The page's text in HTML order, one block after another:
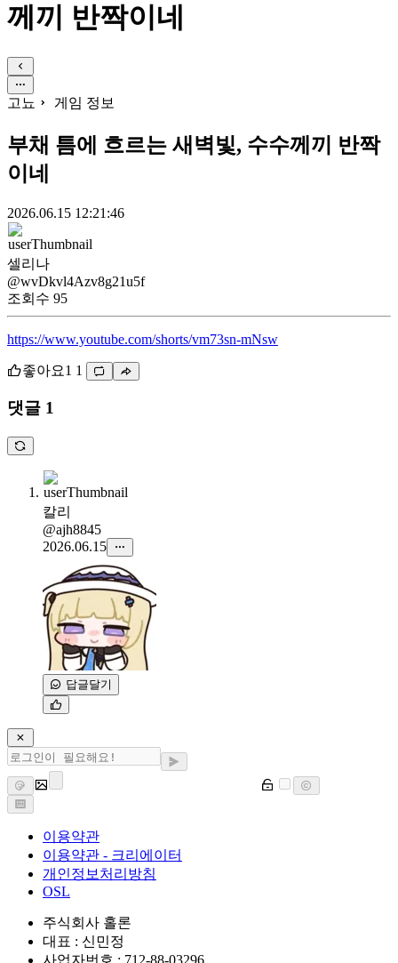
께끼 반짝이네
고뇨 게임 정보
부채 틈에 흐르는 새벽빛, 수수께끼 반짝
이네
2026.06.15 12:21:46
셀리나
@wvDkvl4Azv8g21u5f
조회수 95
https://www.youtube.com/shorts/vm73sn-mNsw
좋아요1 1
댓글 1
칼리
@ajh8845
2026.06.15
답글달기
이용약관
이용약관 - 크리에이터
개인정보처리방침
OSL
주식회사 홀론
대표 : 신민정